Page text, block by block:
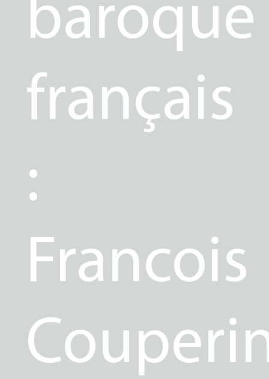
français
:
Francois